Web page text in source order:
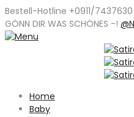
Bestell-Hotline +0911/7437630
GÖNN DIR WAS SCHÖNES -!
Home
Baby